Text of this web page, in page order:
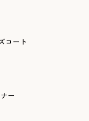
コート
ー